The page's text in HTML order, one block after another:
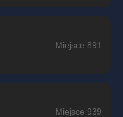
Miejsce 891
Miejsce 939